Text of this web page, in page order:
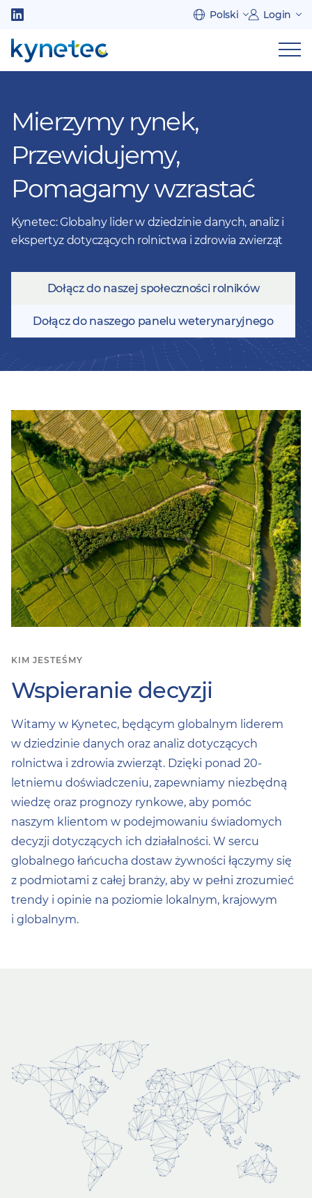
Przejdź
treści
us
on
Polski Login
Mierzymy rynek,
Przewidujemy,
Pomagamy wzrastać
Kynetec: Globalny lider w dziedzinie danych, analiz i
ekspertyz dotyczących rolnictwa i zdrowia zwierząt
Dołącz do naszej społeczności rolników
Dołącz do naszego panelu weterynaryjnego
KIM JESTEŚMY
Wspieranie decyzji
Witamy w Kynetec, będącym globalnym liderem
w dziedzinie danych oraz analiz dotyczących
rolnictwa i zdrowia zwierząt. Dzięki ponad 20-
letniemu doświadczeniu, zapewniamy niezbędną
wiedzę oraz prognozy rynkowe, aby pomóc
naszym klientom w podejmowaniu świadomych
decyzji dotyczących ich działalności. W sercu
globalnego łańcucha dostaw żywności łączymy się
z podmiotami z całej branży, aby w pełni zrozumieć
trendy i opinie na poziomie lokalnym, krajowym
i globalnym.